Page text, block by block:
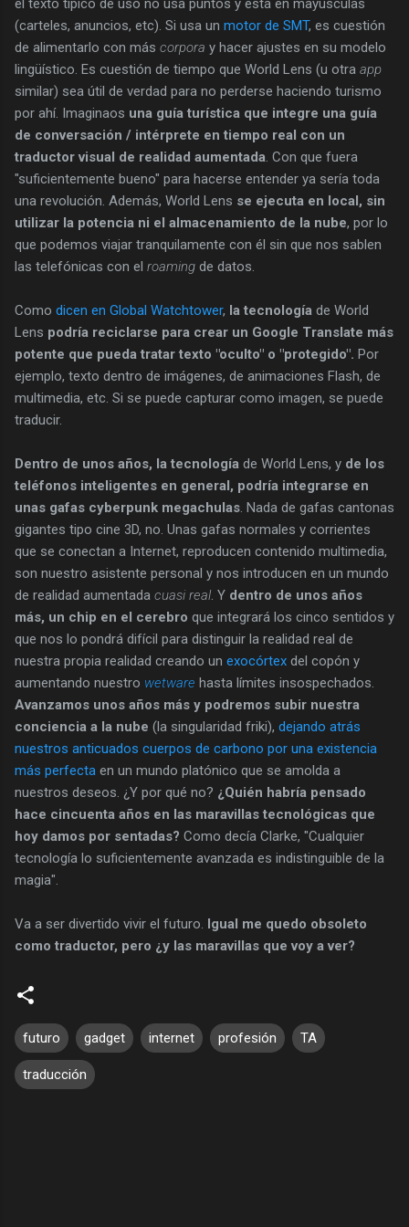
(carteles, anuncios, etc). Si usa un motor de SMT, es cuestión
de alimentarlo con más corpora y hacer ajustes en su modelo
lingüístico. Es cuestión de tiempo que World Lens (u otra app
similar) sea útil de verdad para no perderse haciendo turismo
por ahí. Imaginaos una guía turística que integre una guía
de conversación / intérprete en tiempo real con un
traductor visual de realidad aumentada . Con que fuera
"suficientemente bueno" para hacerse entender ya sería toda
una revolución. Además, World Lens se ejecuta en local, sin
utilizar la potencia ni el almacenamiento de la nube, por lo
que podemos viajar tranquilamente con él sin que nos sablen
las telefónicas con el roaming de datos.
Como dicen en Global Watchtower, la tecnología de World
Lens podría reciclarse para crear un Google Translate más
potente que pueda tratar texto "oculto" o "protegido". Por
ejemplo, texto dentro de imágenes, de animaciones Flash, de
multimedia, etc. Si se puede capturar como imagen, se puede
traducir.
Dentro de unos años, la tecnología de World Lens, y de los
teléfonos inteligentes en general, podría integrarse en
unas gafas cyberpunk megachulas . Nada de gafas cantonas
gigantes tipo cine 3D, no. Unas gafas normales y corrientes
que se conectan a Internet, reproducen contenido multimedia,
son nuestro asistente personal y nos introducen en un mundo
de realidad aumentada cuasi real. Y dentro de unos años
más, un chip en el cerebro que integrará los cinco sentidos y
que nos lo pondrá difícil para distinguir la realidad real de
nuestra propia realidad creando un exocórtex del copón y
aumentando nuestro wetware hasta límites insospechados.
Avanzamos unos años más y podremos subir nuestra
conciencia a la nube (la singularidad friki), dejando atrás
nuestros anticuados cuerpos de carbono por una existencia
más perfecta en un mundo platónico que se amolda a
nuestros deseos. ¿Y por qué no? ¿Quién habría pensado
hace cincuenta años en las maravillas tecnológicas que
hoy damos por sentadas? Como decía Clarke, "Cualquier
tecnología lo suficientemente avanzada es indistinguible de la
magia".
Va a ser divertido vivir el futuro. Igual me quedo obsoleto
como traductor, pero ¿y las maravillas que voy a ver?
futuro gadget internet profesión TA
traducción